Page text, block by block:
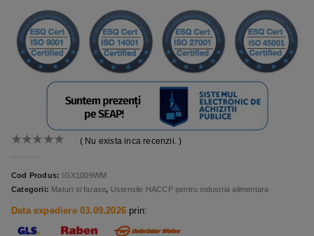
( Nu exista inca recenzii. )
Cod Produs: IGX1009WM
Categorii: Maturi si farase, Ustensile HACCP pentru industria alimentara
Data expediere 03.09.2026 prin: